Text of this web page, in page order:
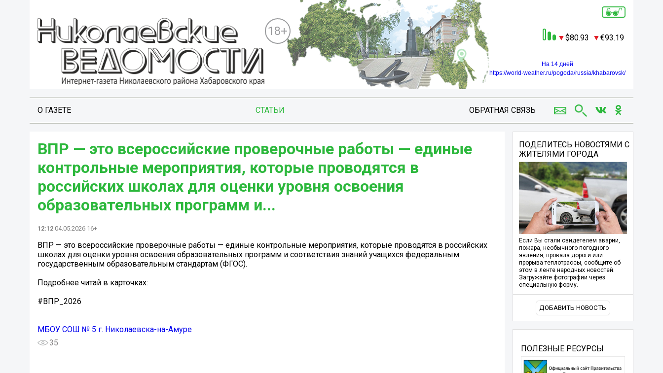
18+
80.93 93.19
На 14 дней
https://world-weather.ru/pogoda/russia/khabarovsk/
О ГАЗЕТЕ СТАТЬИ ОБРАТНАЯ СВЯЗЬ
ВПР — это всероссийские проверочные работы — единые
контрольные мероприятия, которые проводятся в
российских школах для оценки уровня освоения
образовательных программ и...
12:12 04.05.2026 16+
ВПР — это всероссийские проверочные работы — единые контрольные мероприятия, которые проводятся в российских
школах для оценки уровня освоения образовательных программ и соответствия знаний учащихся федеральным
государственным образовательным стандартам (ФГОС).
Подробнее читай в карточках:
#ВПР_2026
МБОУ СОШ № 5 г. Николаевска-на-Амуре
35
ПОДЕЛИТЕСЬ НОВОСТЯМИ С
ЖИТЕЛЯМИ ГОРОДА
Если Вы стали свидетелем аварии,
пожара, необычного погодного
явления, провала дороги или
прорыва теплотрассы, сообщите об
этом в ленте народных новостей.
Загружайте фотографии через
специальную форму.
ДОБАВИТЬ НОВОСТЬ
ПОЛЕЗНЫЕ РЕСУРСЫ